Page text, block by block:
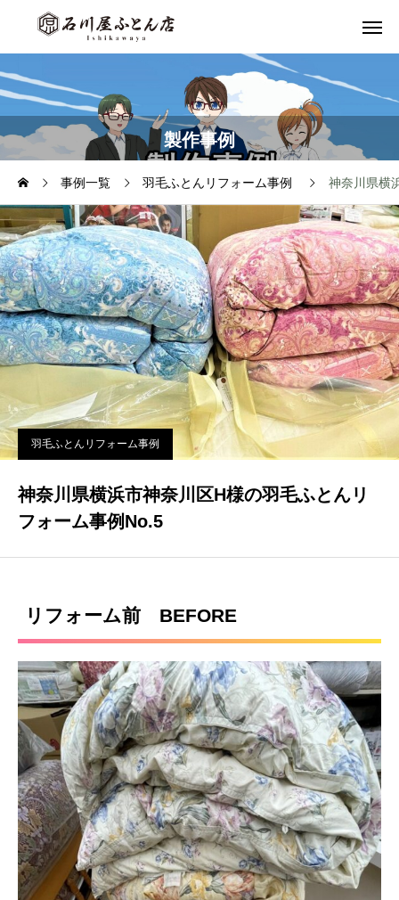
製作事例
事例一覧 羽毛ふとんリフォーム事例 神奈川県横
羽毛ふとんリフォーム事例
神奈川県横浜市神奈川区H様の羽毛ふとんリ
フォーム事例No.5
リフォーム前 BEFORE